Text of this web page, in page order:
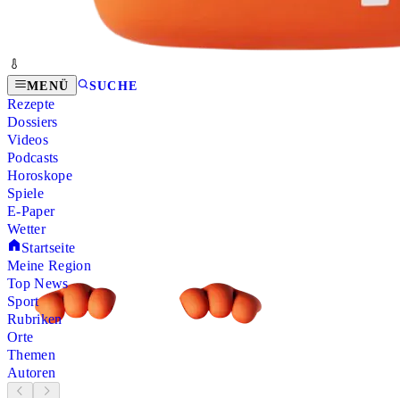
MENÜ SUCHE
Rezepte
Dossiers
Videos
Podcasts
Horoskope
Spiele
E-Paper
Wetter
Startseite
Meine Region
Top News
Sport
Rubriken
Orte
Themen
Autoren